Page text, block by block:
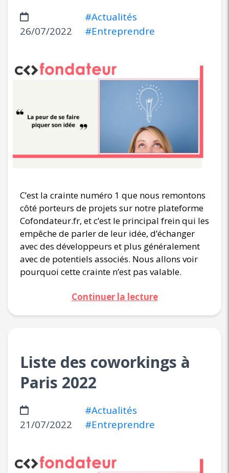
26/07/2022
#Actualités
#Entreprendre
C’est la crainte numéro 1 que nous remontons
côté porteurs de projets sur notre plateforme
Cofondateur.fr, et c’est le principal frein qui les
empêche de parler de leur idée, d’échanger
avec des développeurs et plus généralement
avec de potentiels associés. Nous allons voir
pourquoi cette crainte n’est pas valable.
Continuer la lecture
Liste des coworkings à
Paris 2022
21/07/2022
#Actualités
#Entreprendre